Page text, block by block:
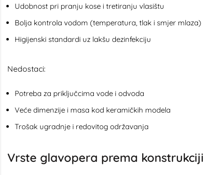
Udobnost pri pranju kose i tretiranju vlasištu
Bolja kontrola vodom (temperatura, tlak i smjer mlaza)
Higijenski standardi uz lakšu dezinfekciju
Nedostaci:
Potreba za priključcima vode i odvoda
Veće dimenzije i masa kod keramičkih modela
Trošak ugradnje i redovitog održavanja
Vrste glavopera prema konstrukciji